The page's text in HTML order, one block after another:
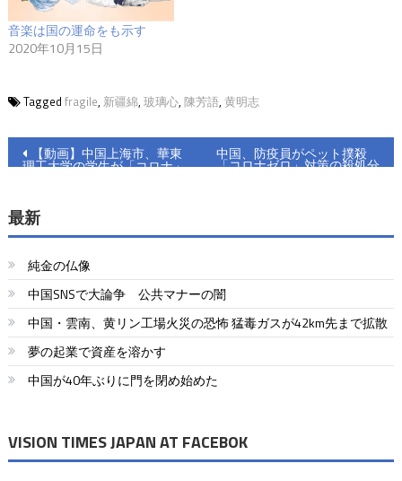
音楽は国の運命をも示す
2020年10月15日
Tagged fragile, 新疆綿, 玻璃心, 陳芳語, 黄明志
投
ナ
ビ
ゲ
ー
シ
ョ
【動画】中国上海市、華東
理工大学の学生が「コロナ」
中国、防疫員がペット撲殺
「コロナゼロ」対策の殺処分
最新
純金の仏像
中国SNSで大論争 公共マナーの闇
中国・雲南、黄リン工場火災の恐怖 猛毒ガスが42km先まで拡散
夢の起業で資産を溶かす
中国が40年ぶりに門を閉め始めた
VISION TIMES JAPAN AT FACEBOK